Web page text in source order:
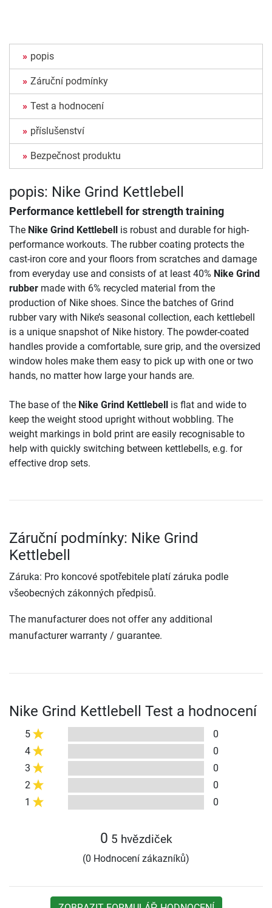
popis
Záruční podmínky
Test a hodnocení
příslušenství
Bezpečnost produktu
popis: Nike Grind Kettlebell
Performance kettlebell for strength training
The Nike Grind Kettlebell is robust and durable for high-
performance workouts. The rubber coating protects the
cast-iron core and your floors from scratches and damage
from everyday use and consists of at least 40% Nike Grind
rubber made with 6% recycled material from the
production of Nike shoes. Since the batches of Grind
rubber vary with Nike’s seasonal collection, each kettlebell
is a unique snapshot of Nike history. The powder-coated
handles provide a comfortable, sure grip, and the oversized
window holes make them easy to pick up with one or two
hands, no matter how large your hands are.
The base of the Nike Grind Kettlebell is flat and wide to
keep the weight stood upright without wobbling. The
weight markings in bold print are easily recognisable to
help with quickly switching between kettlebells, e.g. for
effective drop sets.
Záruční podmínky: Nike Grind
Kettlebell
Záruka: Pro koncové spotřebitele platí záruka podle
všeobecných zákonných předpisů.
The manufacturer does not offer any additional
manufacturer warranty / guarantee.
Nike Grind Kettlebell Test a hodnocení
5
0
4
0
3
0
2
0
1
0
0 5 hvězdiček
(0 Hodnocení zákazníků)